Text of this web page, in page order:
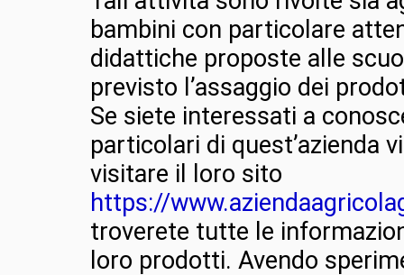
bambini con particolare
didattiche proposte alle
previsto l’assaggio dei
Se siete interessati a
particolari di quest’azienda
visitare il loro sito
https://
troverete tutte le
loro prodotti. Avendo